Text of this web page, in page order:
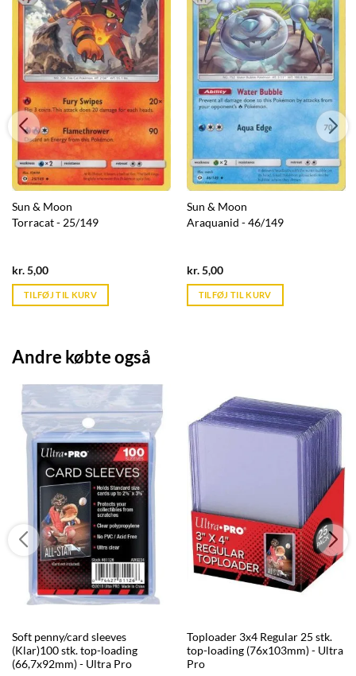
Sun & Moon
Torracat - 25/149
kr.5,00Current
is:
kr. 39,95.
TILFØJ TIL KURV
Sun & Moon
Araquanid - 46/149
kr.5,00Current
is:
kr. 39,95.
TILFØJ TIL KURV
Andre købte også
Soft penny/card sleeves
(Klar)100 stk. top-loading
(66,7x92mm) - Ultra Pro
Toploader 3x4 Regular 25 stk.
top-loading (76x103mm) - Ultra
Pro